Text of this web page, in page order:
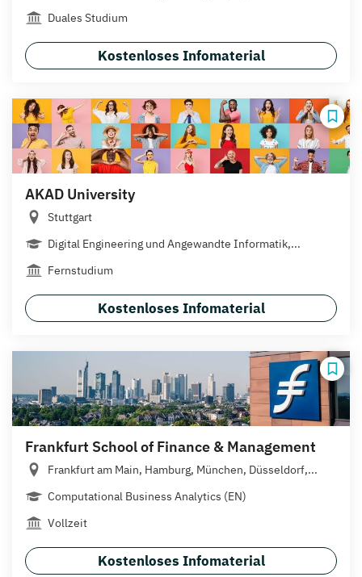
Duales Studium
Kostenloses Infomaterial
AKAD University
Stuttgart
Digital Engineering und Angewandte Informatik,...
Fernstudium
Kostenloses Infomaterial
Frankfurt School of Finance & Management
Frankfurt am Main, Hamburg, München, Düsseldorf,...
Computational Business Analytics (EN)
Vollzeit
Kostenloses Infomaterial